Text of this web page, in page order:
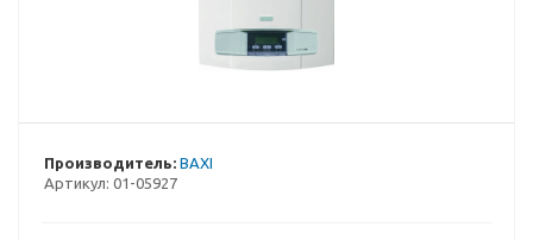
Производитель: BAXI
Артикул: 01-05927